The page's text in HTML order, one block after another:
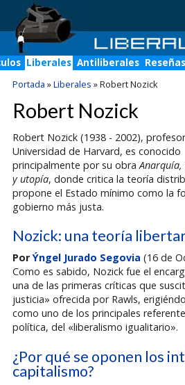
Liberales Antiliberales Reseñas
Portada »Liberales »Robert Nozick
Robert Nozick
Robert Nozick (1938 - 2002),
Universidad de Harvard, es conocido
principalmente por su obra Anarquía,
y utopía, donde critica la teoría
propone el Estado mínimo como la
gobierno más justa.
Nozick: una teoría
PorÝngel Jurado Segovia (16 de
Como es sabido, Nozick fue el
una de las primeras críticas que
justicia» ofrecida por Rawls,
como uno de los principales
política, del «liberalismo igualitario».
¿Por qué se oponen los
capitalismo?